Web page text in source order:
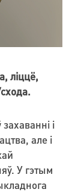
ліццё,
і
але і
У гэтым